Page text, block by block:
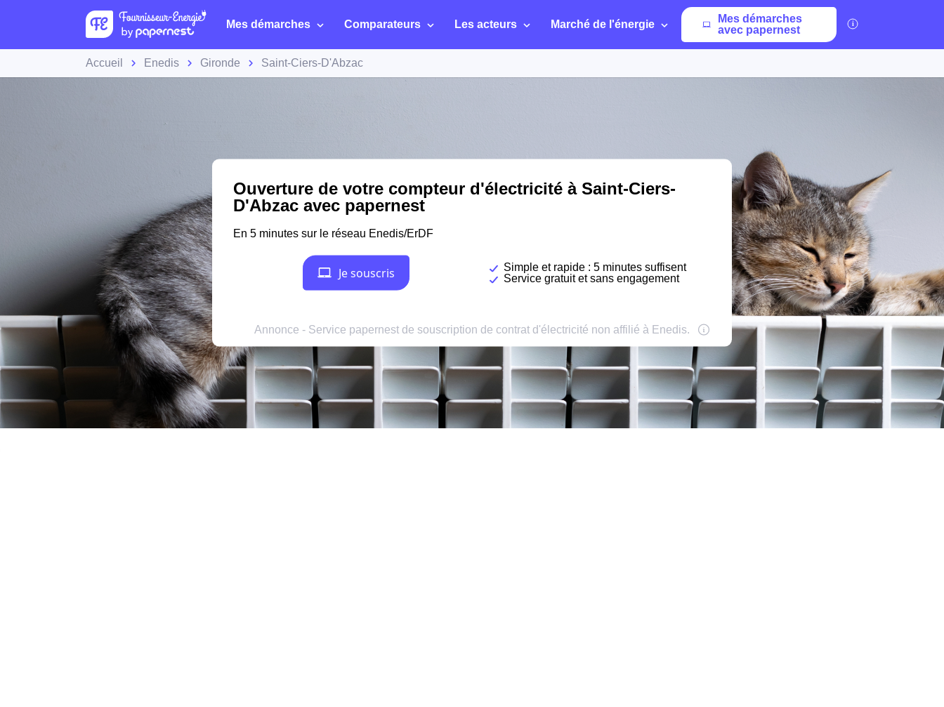
Mes démarches Comparateurs Les acteurs Marché de l'énergie
Mes démarches
avec papernest
Accueil Enedis Gironde Saint-Ciers-D'Abzac